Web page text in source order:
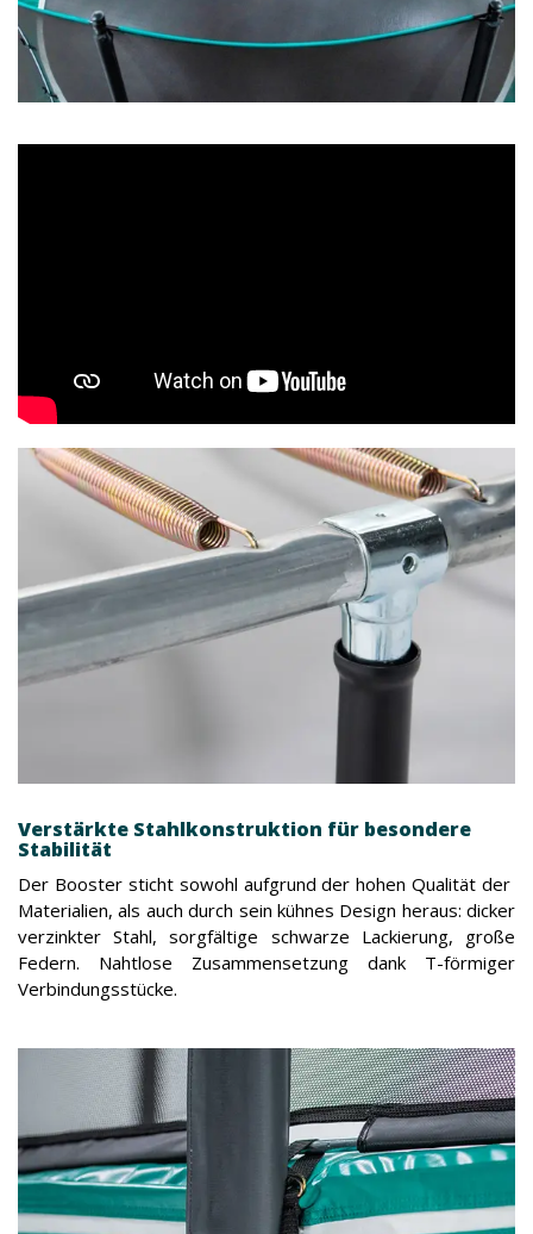
Verstärkte Stahlkonstruktion für besondere
Stabilität
Der Booster sticht sowohl aufgrund der hohen Qualität der
Materialien, als auch durch sein kühnes Design heraus: dicker
verzinkter Stahl, sorgfältige schwarze Lackierung, große
Federn. Nahtlose Zusammensetzung dank T-förmiger
Verbindungsstücke.